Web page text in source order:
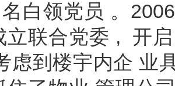
白领党员 。
立联合党委 , 开
虑到楼宇内企 业